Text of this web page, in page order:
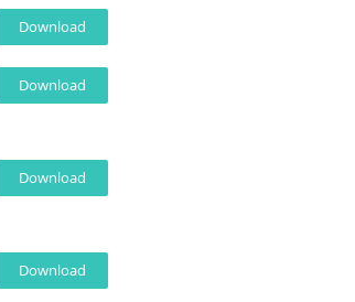
Download
Download
Download
Download